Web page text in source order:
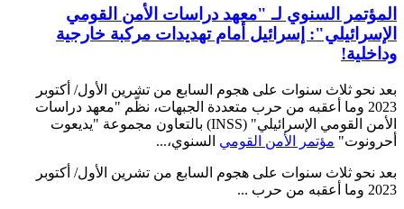
المؤتمر السنوي لـ "معهد دراسات الأمن القومي
الإسرائيلي": إسرائيل أمام تهديدات مركبة خارجية
وداخلية!
بعد نحو ثلاث سنوات على هجوم السابع من تشرين الأول/ أكتوبر
2023 وما أعقبه من حرب متعددة الجبهات، نظّم "معهد دراسات
الأمن القومي الإسرائيلي" (INSS) بالتعاون مجموعة "يديعوت
أحرونوت" مؤتمر الأمن القومي السنوي،...
بعد نحو ثلاث سنوات على هجوم السابع من تشرين الأول/ أكتوبر
2023 وما أعقبه من حرب ...